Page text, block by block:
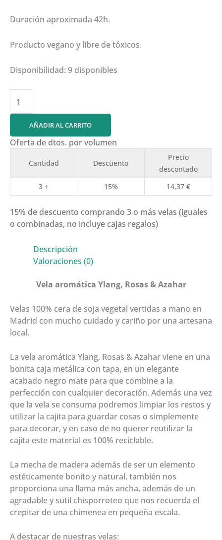
Duración aproximada 42h.
Producto vegano y libre de tóxicos.
Disponibilidad: 9 disponibles
aromática
Ylang,
Rosas
&
cantidad
AÑADIR AL CARRITO
Oferta de dtos. por volumen
Cantidad Descuento
Precio
descontado
3 +
15% 14,37 €
15% de descuento comprando 3 o más velas (iguales
o combinadas, no incluye cajas regalos)
Descripción
Valoraciones (0)
Vela aromática Ylang, Rosas & Azahar
Velas 100% cera de soja vegetal vertidas a mano en
Madrid con mucho cuidado y cariño por una artesana
local.
La vela aromática Ylang, Rosas & Azaharviene en una
bonita caja metálica con tapa, en un elegante
acabado negro mate para que combine a la
perfección con cualquier decoración. Además una vez
que la vela se consuma podremos limpiar los restos y
utilizar la cajita para guardar cosas o simplemente
para decorar, y en caso de no querer reutilizar la
cajita este material es 100% reciclable.
La mecha de madera además de ser un elemento
estéticamente bonito y natural, también nos
proporciona una llama más ancha, además de un
agradable y sutil chisporroteo que nos recuerda el
crepitar de una chimenea en pequeña escala.
A destacar de nuestras velas: